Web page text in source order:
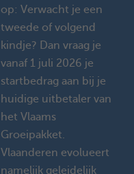
op: Verwacht je een
tweede of volgend
kindje? Dan vraag je
vanaf 1 juli 2026 je
startbedrag aan bij je
huidige uitbetaler van
het Vlaams
Groeipakket.
Vlaanderen evolueert
namelijk geleidelijk